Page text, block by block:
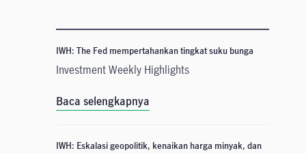
IWH: The Fed mempertahankan tingkat suku bunga
Investment Weekly Highlights
Baca selengkapnya
IWH: Eskalasi geopolitik, kenaikan harga minyak, dan